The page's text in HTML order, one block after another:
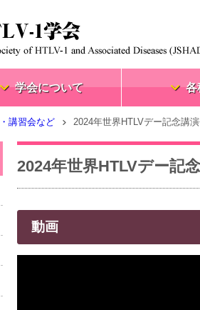
学会について 各
講習会など 2024年世界HTLVデー記念講
2024年世界HTLVデー記
動画